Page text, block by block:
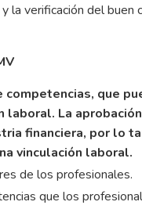
la verificación del
competencias, que
laboral. La
financiera, por lo
vinculación laboral.
de los profesionales.
que los